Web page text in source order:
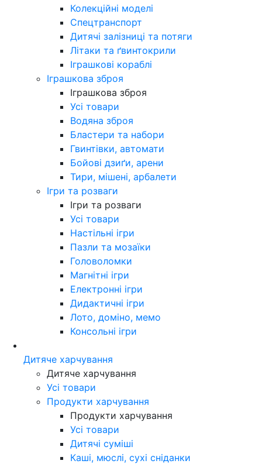
Колекційні моделі
Спецтранспорт
Дитячі залізниці та потяги
Літаки та ґвинтокрили
Іграшкові кораблі
Іграшкова зброя
Іграшкова зброя
Усі товари
Водяна зброя
Бластери та набори
Гвинтівки, автомати
Бойові дзиґи, арени
Тири, мішені, арбалети
Ігри та розваги
Ігри та розваги
Усі товари
Настільні ігри
Пазли та мозаїки
Головоломки
Магнітні ігри
Електронні ігри
Дидактичні ігри
Лото, доміно, мемо
Консольні ігри
Дитяче харчування
Дитяче харчування
Усі товари
Продукти харчування
Продукти харчування
Усі товари
Дитячі суміші
Каші, мюслі, сухі сніданки